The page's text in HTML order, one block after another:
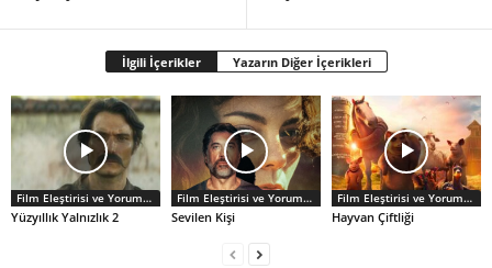
İlgili İçerikler Yazarın Diğer İçerikleri
Film Eleştirisi ve Yorumlar
Yüzyıllık Yalnızlık 2
Film Eleştirisi ve Yorumlar
Sevilen Kişi
Film Eleştirisi ve Yorumlar
Hayvan Çiftliği